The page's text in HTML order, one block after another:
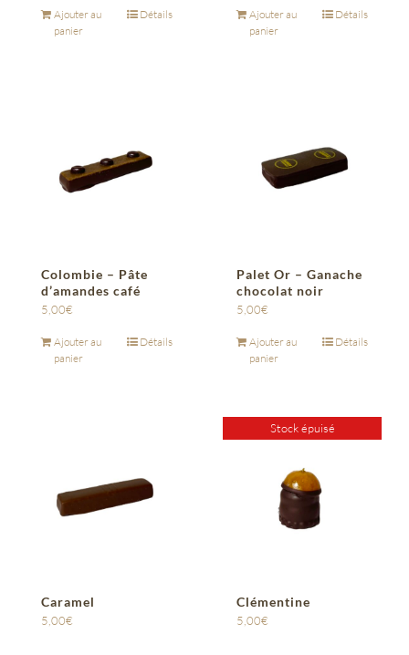
Ajouter au
panier
Détails
Ajouter au
panier
Détails
Colombie – Pâte
d’amandes café
5,00€
Ajouter au
panier
Détails
Palet Or – Ganache
chocolat noir
5,00€
Ajouter au
panier
Détails
Caramel
5,00€
Stock épuisé
Clémentine
5,00€